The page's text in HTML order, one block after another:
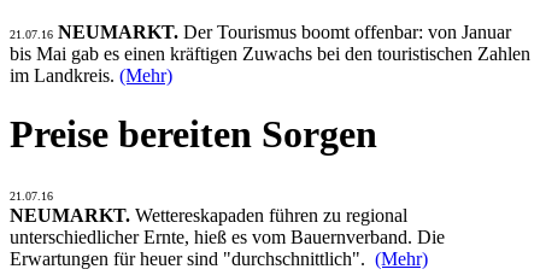
21.07.16 NEUMARKT. Der Tourismus boomt offenbar: von Januar
bis Mai gab es einen kräftigen Zuwachs bei den touristischen Zahlen
im Landkreis. (Mehr)
Preise bereiten Sorgen
21.07.16
NEUMARKT. Wettereskapaden führen zu regional
unterschiedlicher Ernte, hieß es vom Bauernverband. Die
Erwartungen für heuer sind "durchschnittlich". (Mehr)